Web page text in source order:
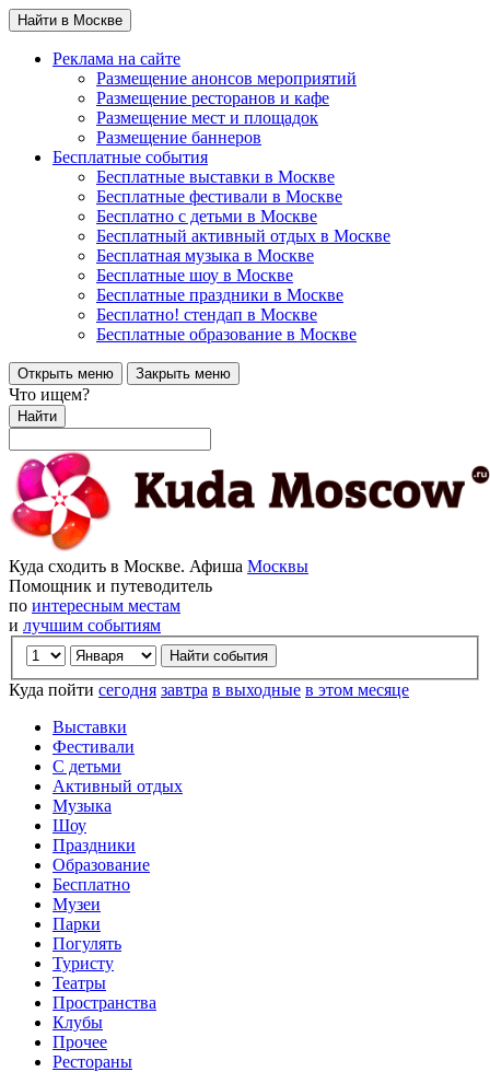
Найти в Москве
Реклама на сайте
Размещение анонсов мероприятий
Размещение ресторанов и кафе
Размещение мест и площадок
Размещение баннеров
Бесплатные события
Бесплатные выставки в Москве
Бесплатные фестивали в Москве
Бесплатно с детьми в Москве
Бесплатный активный отдых в Москве
Бесплатная музыка в Москве
Бесплатные шоу в Москве
Бесплатные праздники в Москве
Бесплатно! стендап в Москве
Бесплатные образование в Москве
Открыть меню Закрыть меню
Что ищем?
Найти
Куда сходить в Москве. Афиша Москвы
Помощник и путеводитель
по интересным местам
и лучшим событиям
Куда пойти сегодня завтра в выходные в этом месяце
Выставки
Фестивали
С детьми
Активный отдых
Музыка
Шоу
Праздники
Образование
Бесплатно
Музеи
Парки
Погулять
Туристу
Театры
Пространства
Клубы
Прочее
Рестораны